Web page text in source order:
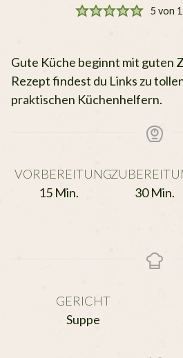
5 von
Gute Küche beginnt mit guten Zutaten! In meinem
Rezept findest du Links zu
praktischen Küchenhelfern.
VORBEREITUNG
15Minuten
Min.
30 Min.
GERICHT
Suppe